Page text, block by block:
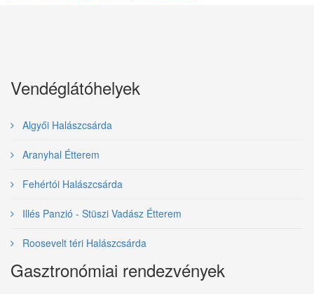
Vendéglátóhelyek
Algyői Halászcsárda
Aranyhal Étterem
Fehértói Halászcsárda
Illés Panzió - Stüszi Vadász Étterem
Roosevelt téri Halászcsárda
Gasztronómiai rendezvények